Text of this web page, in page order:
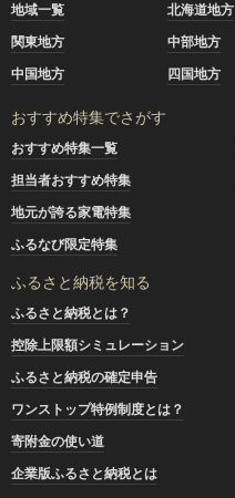
地域一覧 北海道地方
関東地方
中部地方
中国地方
四国地方
おすすめ特集でさがす
おすすめ特集一覧
担当者おすすめ特集
地元が誇る家電特集
ふるなび限定特集
ふるさと納税を知る
ふるさと納税とは？
控除上限額シミュレーション
ふるさと納税の確定申告
ワンストップ特例制度とは？
寄附金の使い道
企業版ふるさと納税とは